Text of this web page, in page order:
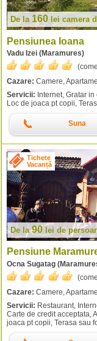
De la 160 lei camera
Pensiunea Ioana
Vadu Izei (Maramures)
Cazare: Camere,
Servicii: Internet, Gratar
Loc de joaca pt copii,
Suna
Tichete
Vacanță
De la90 lei de
Pensiune
Ocna Sugatag
Cazare: Camere,
Servicii: Restaurant,
Carte de credit acceptata,
joaca pt copii, Terasa sau